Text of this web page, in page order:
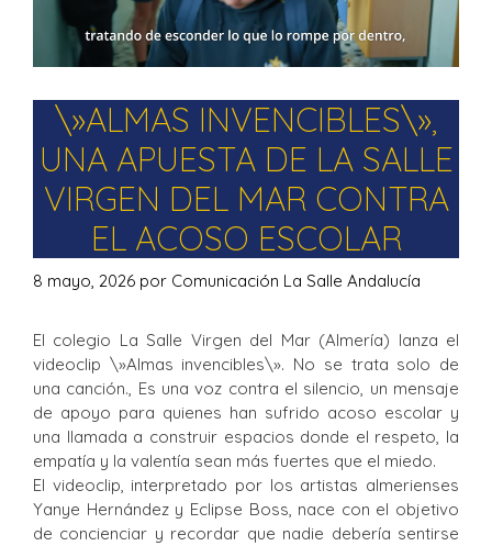
\»ALMAS INVENCIBLES\»,
UNA APUESTA DE LA SALLE
VIRGEN DEL MAR CONTRA
EL ACOSO ESCOLAR
8 mayo, 2026 por Comunicación La Salle Andalucía
El colegio La Salle Virgen del Mar (Almería) lanza el
videoclip \»Almas invencibles\». No se trata solo de
una canción., Es una voz contra el silencio, un mensaje
de apoyo para quienes han sufrido acoso escolar y
una llamada a construir espacios donde el respeto, la
empatía y la valentía sean más fuertes que el miedo.
El videoclip, interpretado por los artistas almerienses
Yanye Hernández y Eclipse Boss, nace con el objetivo
de concienciar y recordar que nadie debería sentirse